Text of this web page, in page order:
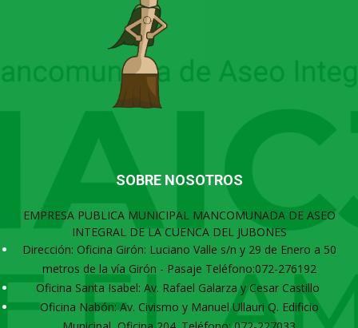
SOBRE NOSOTROS
EMPRESA PUBLICA MUNICIPAL MANCOMUNADA DE ASEO
INTEGRAL DE LA CUENCA DEL JUBONES
Dirección: Oficina Girón: Luciano Valle s/n y 29 de Enero a 50
metros de la vía Girón - Pasaje Teléfono:072-276192
Oficina Santa Isabel: Av. Rafael Galarza y Cesar Castillo
Oficina Nabón: Av. Civismo y Manuel Ullauri Q. Edificio